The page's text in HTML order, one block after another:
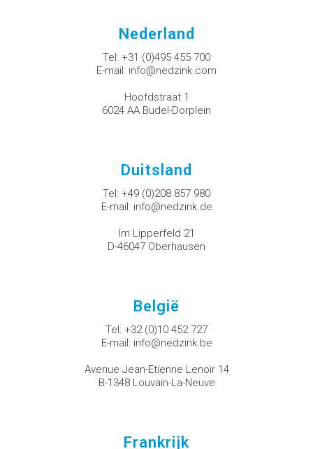
Nederland
Tel: +31 (0)495 455 700
E-mail: info@nedzink.com
Hoofdstraat 1
6024 AA Budel-Dorplein
Duitsland
Tel: +49 (0)208 857 980
E-mail: info@nedzink.de
Im Lipperfeld 21
D-46047 Oberhausen
België
Tel: +32 (0)10 452 727
E-mail: info@nedzink.be
Avenue Jean-Etienne Lenoir 14
B-1348 Louvain-La-Neuve
Frankrijk